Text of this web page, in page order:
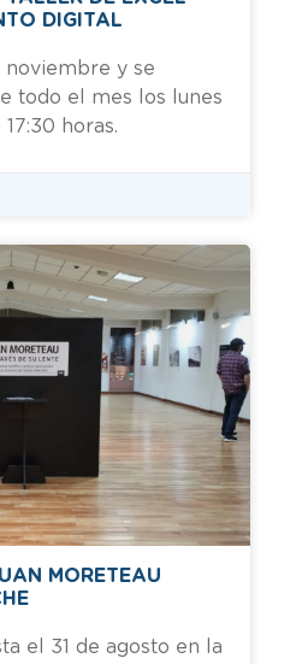
DIGITAL
noviembre y se
todo el mes los lunes
horas.
MORETEAU
el 31 de agosto en la